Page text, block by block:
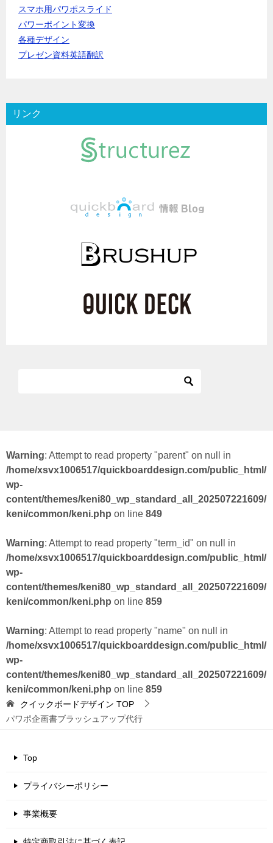
スマホ用パワポスライド
パワーポイント変換
各種デザイン
プレゼン資料英語翻訳
リンク
Warning: Attempt to read property "parent" on null in
/home/xsvx1006517/quickboarddesign.com/public_html/
wp-
content/themes/keni80_wp_standard_all_202507221609/
keni/common/keni.php on line 849
Warning: Attempt to read property "term_id" on null in
/home/xsvx1006517/quickboarddesign.com/public_html/
wp-
content/themes/keni80_wp_standard_all_202507221609/
keni/common/keni.php on line 859
Warning: Attempt to read property "name" on null in
/home/xsvx1006517/quickboarddesign.com/public_html/
wp-
content/themes/keni80_wp_standard_all_202507221609/
keni/common/keni.php on line 859
クイックボードデザイン TOP
パワポ企画書ブラッシュアップ代行
Top
プライバシーポリシー
事業概要